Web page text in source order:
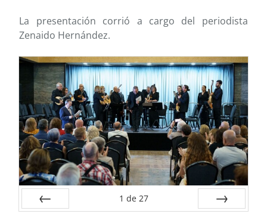
La presentación corrió a cargo del periodista
Zenaido Hernández.
1 de 27